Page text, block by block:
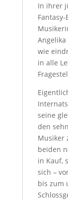
In ihrer
wie
in alle
seine
den
Musiker
beiden
in Kauf,
sich –
bis zum